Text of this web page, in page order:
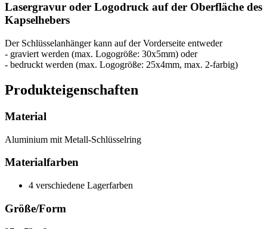
Lasergravur oder Logodruck auf der Oberfläche des
Kapselhebers
Der Schlüsselanhänger kann auf der Vorderseite entweder
- graviert werden (max. Logogröße: 30x5mm) oder
- bedruckt werden (max. Logogröße: 25x4mm, max. 2-farbig)
Produkteigenschaften
Material
Aluminium mit Metall-Schlüsselring
Materialfarben
4 verschiedene Lagerfarben
Größe/Form